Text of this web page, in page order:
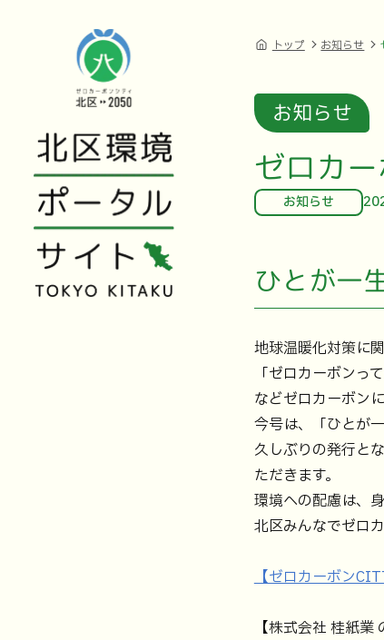
トップ お知らせ
お知らせ
ゼロカ
お知らせ
ひとが一
地球温暖化対策に
「ゼロカーボンっ
などゼロカーボン
今号は、「ひとが
久しぶりの発行と
ただきます。
環境への配慮は、
北区みんなでゼロ
【ゼロカーボン
【株式会社 桂紙業